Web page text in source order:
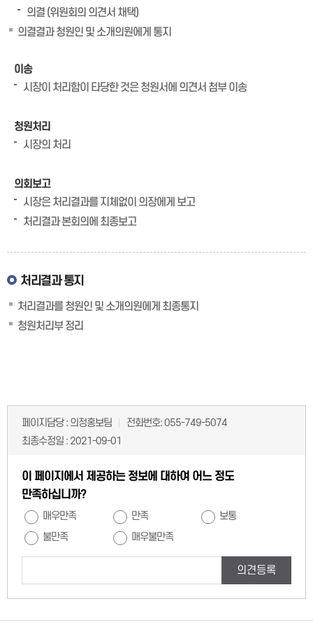
의결 (위원회의 의견서 채택)
의결결과 청원인 및 소개의원에게 통지
이송
시장이 처리함이 타당한 것은 청원서에 의견서 첨부 이송
청원처리
시장의 처리
의회보고
시장은 처리결과를 지체없이 의장에게 보고
처리결과 본회의에 최종보고
처리결과 통지
처리결과를 청원인 및 소개의원에게 최종통지
청원처리부 정리
페이지담당 : 의정홍보팀 전화번호:055-749-5074
최종수정일 : 2021-09-01
이 페이지에서 제공하는 정보에 대하여 어느 정도
만족하십니까?
매우만족 만족
보통
불만족
매우불만족
의견등록